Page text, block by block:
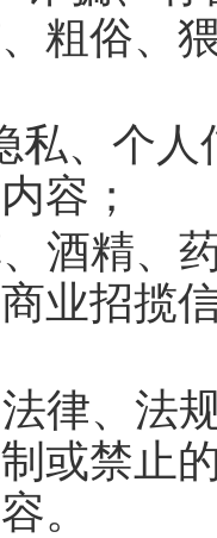
粗俗、
私、个
容；
、酒精、
业招揽
法律、法
或禁止
。